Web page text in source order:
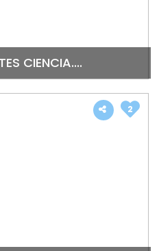
CIENCIA....
2